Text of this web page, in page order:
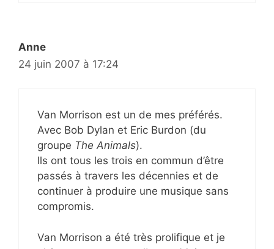
Anne
24 juin 2007 à 17:24
Van Morrison est un de mes préférés.
Avec Bob Dylan et Eric Burdon (du
groupe The Animals).
Ils ont tous les trois en commun d’être
passés à travers les décennies et de
continuer à produire une musique sans
compromis.
Van Morrison a été très prolifique et je